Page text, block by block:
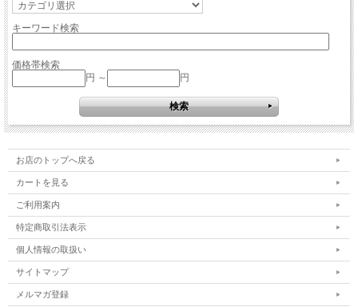
キーワード検索
価格帯検索
円 ～
円
お店のトップへ戻る
カートを見る
ご利用案内
特定商取引法表示
個人情報の取扱い
サイトマップ
メルマガ登録